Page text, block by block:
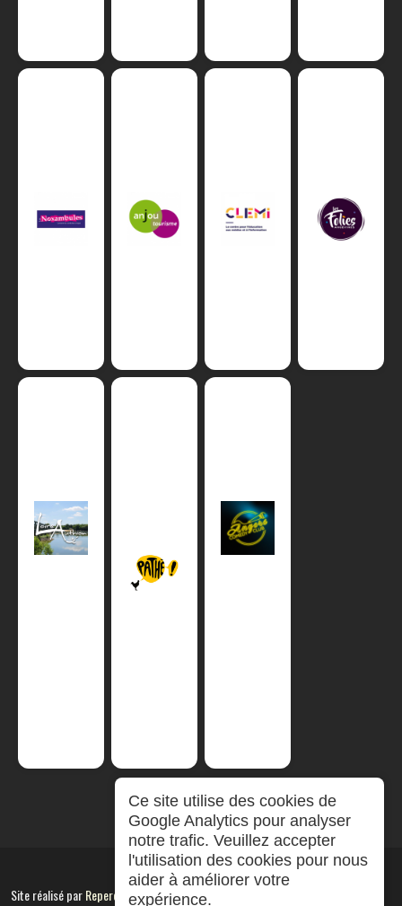
Site réalisé parRepereCom
Ce site utilise des cookies de
Google Analytics pour analyser
notre trafic. Veuillez accepter
l'utilisation des cookies pour nous
aider à améliorer votre
expérience.